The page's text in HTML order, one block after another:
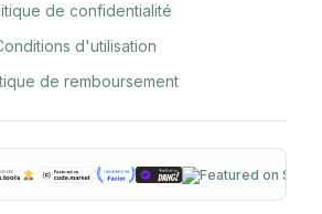
de confidentialité
d'utilisation
de remboursement